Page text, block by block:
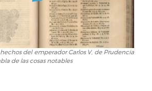
del emperador Carlos V, de Prudencia
de las cosas notables